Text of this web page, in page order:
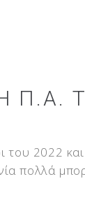
Η
2022
πολλά